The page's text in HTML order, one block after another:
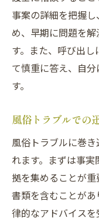
刑事事
刑事事件で
刑事事
法律相
風俗ト
事件解
警察からの
警察か
呼び出
事案の詳細を把握
め、早期に問題を
す。また、呼び出
て慎重に答え、自
す。
風俗トラブルでの
風俗トラブルに巻
れます。まずは事
拠を集めることが
書類を含むことが
律的なアドバイス